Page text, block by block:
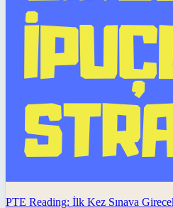
PTE Reading: İlk Kez Sınava